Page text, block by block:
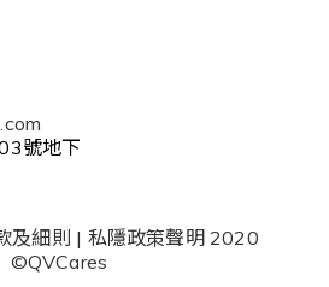
號地下
及細則 | 私隱政策聲明 2020
©QVCares